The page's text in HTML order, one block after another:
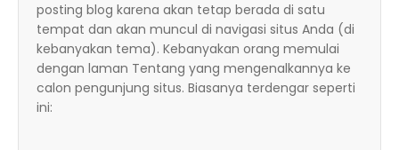
posting blog karena akan tetap berada di satu
tempat dan akan muncul di navigasi situs Anda (di
kebanyakan tema). Kebanyakan orang memulai
dengan laman Tentang yang mengenalkannya ke
calon pengunjung situs. Biasanya terdengar seperti
ini: